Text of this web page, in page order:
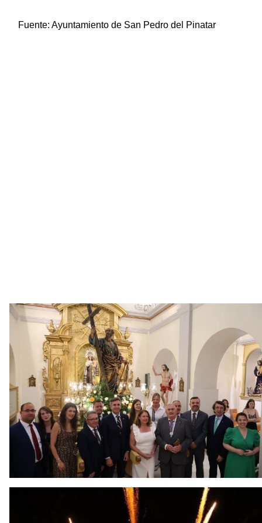
Fuente: Ayuntamiento de San Pedro del Pinatar